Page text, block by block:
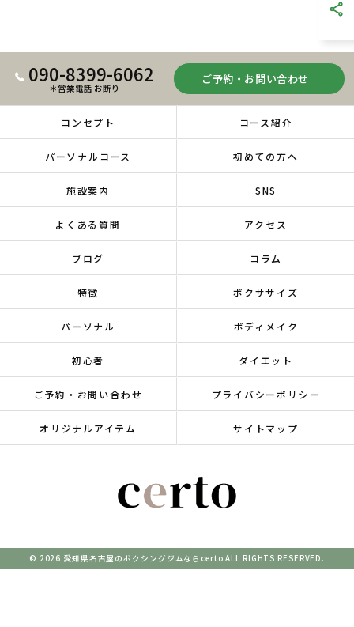
090-8399-6062
＊営業電話 お断り
ご予約・お問い合わせ
コンセプト コース紹介
パーソナルコース 初めての方へ
施設案内 SNS
よくある質問 アクセス
ブログ コラム
特徴 ボクササイズ
パーソナル ボディメイク
初心者 ダイエット
ご予約・お問い合わせ プライバシーポリシー
オリジナルアイテム サイトマップ
© 2026 愛知県名古屋のボクシングジムならcerto ALL RIGHTS RESERVED.